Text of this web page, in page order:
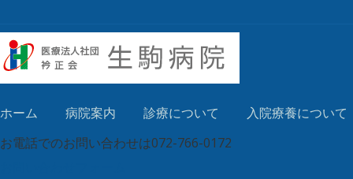
ホーム 病院案内 診療について 入院療養について
お電話でのお問い合わせは072-766-0172